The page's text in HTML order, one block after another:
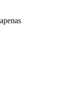
apenas